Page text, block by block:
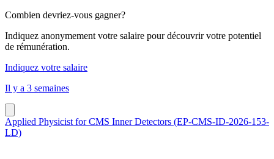
Combien devriez-vous gagner?
Indiquez anonymement votre salaire pour découvrir votre potentiel
de rémunération.
Indiquez votre salaire
Il y a 3 semaines
Applied Physicist for CMS Inner Detectors (EP-CMS-ID-2026-153-
LD)